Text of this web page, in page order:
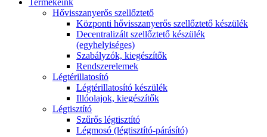
Termékeink
Hővisszanyerős szellőztető
Központi hővisszanyerős szellőztető készülék
Decentralizált szellőztető készülék
(egyhelyiséges)
Szabályzók, kiegészítők
Rendszerelemek
Légtérillatosító
Légtérillatosító készülék
Illóolajok, kiegészítők
Légtisztító
Szűrős légtisztító
Légmosó (légtisztító-párásító)